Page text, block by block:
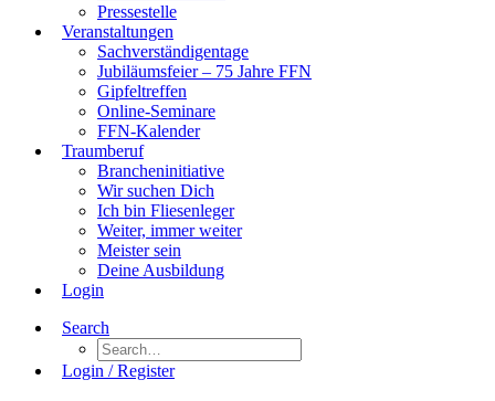
Pressestelle
Veranstaltungen
Sachverständigentage
Jubiläumsfeier – 75 Jahre FFN
Gipfeltreffen
Online-Seminare
FFN-Kalender
Traumberuf
Brancheninitiative
Wir suchen Dich
Ich bin Fliesenleger
Weiter, immer weiter
Meister sein
Deine Ausbildung
Login
Search
Login / Register